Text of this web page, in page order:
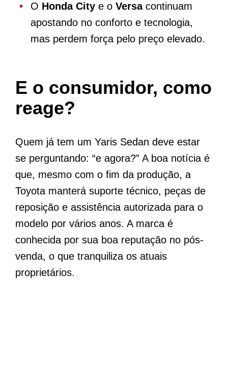
O Honda City e o Versacontinuam
apostando no conforto e tecnologia,
mas perdem força pelo preço elevado.
E o consumidor, como
reage?
Quem já tem um Yaris Sedan deve estar
se perguntando: “e agora?” A boa notícia é
que, mesmo com o fim da produção, a
Toyota manterá suporte técnico, peças de
reposição e assistência autorizada para o
modelo por vários anos. A marca é
conhecida por sua boa reputação no pós-
venda, o que tranquiliza os atuais
proprietários.